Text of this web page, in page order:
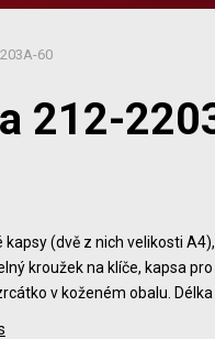
60
212-
kapsy (dvě z nich velikosti
kroužek na klíče, kapsa
v koženém obalu.